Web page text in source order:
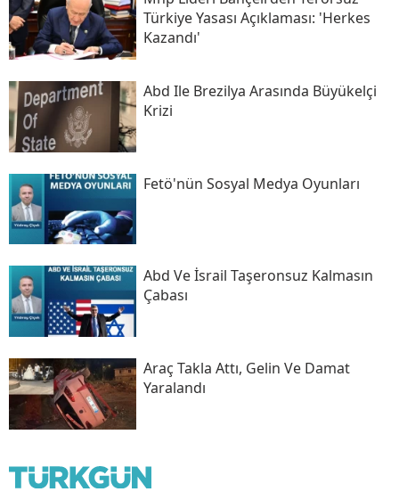
Türkiye Yasası Açıklaması: 'herkes
Kazandı'
Abd Ile Brezilya Arasında Büyükelçi
Krizi
Fetö'nün Sosyal Medya Oyunları
Abd Ve İsrail Taşeronsuz Kalmasın
Çabası
Araç Takla Attı, Gelin Ve Damat
Yaralandı